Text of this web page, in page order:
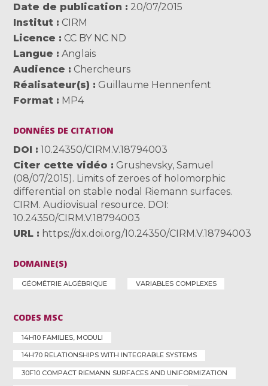
Date de publication
20/07/2015
Institut
CIRM
Licence
CC BY NC ND
Langue
Anglais
Audience
Chercheurs
Réalisateur(s)
Guillaume Hennenfent
Format
MP4
DONNÉES DE CITATION
DOI
10.24350/CIRM.V.18794003
Citer cette vidéo
Grushevsky, Samuel
(08/07/2015). Limits of zeroes of holomorphic
differential on stable nodal Riemann surfaces.
CIRM. Audiovisual resource. DOI:
10.24350/CIRM.V.18794003
URL
https://dx.doi.org/10.24350/CIRM.V.18794003
DOMAINE(S)
GÉOMÉTRIE ALGÉBRIQUE VARIABLES COMPLEXES
CODES MSC
14H10 FAMILIES, MODULI
14H70 RELATIONSHIPS WITH INTEGRABLE SYSTEMS
30F10 COMPACT RIEMANN SURFACES AND UNIFORMIZATION